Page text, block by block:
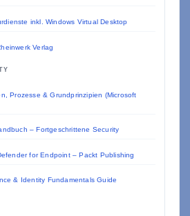
inkl. Windows Virtual Desktop
Verlag
Prozesse & Grundprinzipien (Microsoft
– Fortgeschrittene Security
for Endpoint – Packt Publishing
& Identity Fundamentals Guide